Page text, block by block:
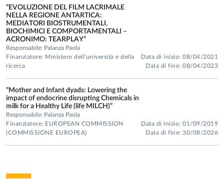
materne, psicofarmaci e sostanze d'abuso sullo sviluppo del
cervello”. Principal Investigator.
•Responsabile di Unità di Ricerca per il progetto triennale:
“Conditional knockout NPY-YIR mice as an experimental
study vulnerability to psychopathology” Fondazione
San Paolo, Torino (2009-2011). Principal Investigator.
biennale: “analisi del comportamento e della rsposta allo
sociale in topi KO condizionali per NPY-Y1R.” Principal
•Responsabile del progetto di ricerca: “Fenotipizzazione
comportamentale, risposta allo stress cronico e differenze
Interuniversitario MURST Cofin 2000: “Il comportamento
“EVOLUZIONE DEL FILM LACRIMALE
NELLA REGIONE ANTARTICA:
MEDIATORI BIOSTRUMENTALI,
BIOCHIMICI E COMPORTAMENTALI –
ACRONIMO: TEARPLAY”
Responsabile: Palanza Paola
Finanziatore: Ministero dell'università e della
ricerca
Data di inizio: 08/04/2021
Data di fine: 08/04/2023
“Mother and Infant dyads: Lowering the
impact of endocrine disrupting Chemicals in
milk for a Healthy Life (life MILCH)”
Responsabile: Palanza Paola
Finanziatore: EUROPEAN COMMISSION
(COMMISSIONE EUROPEA)
Data di inizio: 01/09/2019
Data di fine: 30/08/2026